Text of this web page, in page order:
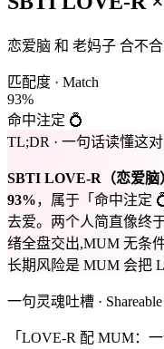
恋爱脑 和 老妈子 合不合
匹配度 · Match
93%
命中注定 💍
TL;DR · 一句话读懂这
SBTI LOVE-R （恋爱脑
93%，属于「 命中注定
去爱。两个人简直像终
绪全盘交出,MUM 无条
长期风险是 MUM 会把
一句灵魂吐槽 · Shareable
「LOVE-R 配 MUM：